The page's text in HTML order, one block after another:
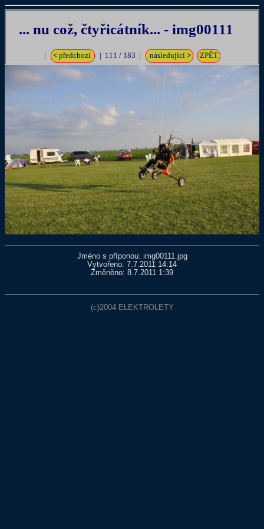
... nu což, čtyřicátník... - img00111
< předchozí | 111 / 183 | následující > ZPĚT
Jméno s příponou: img00111.jpg
Vytvořeno: 7.7.2011 14:14
Změněno: 8.7.2011 1:39
(c)2004 ELEKTROLETY